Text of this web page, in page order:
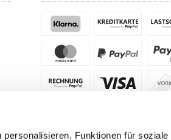
Funktionen für soziale